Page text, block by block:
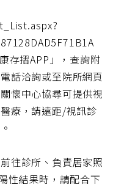
存摺APP」，查詢附
話洽詢或至院所網頁
懷中心協尋可提供視
療，請遠距/視訊診
往診所、負責居家照
性結果時，請配合下